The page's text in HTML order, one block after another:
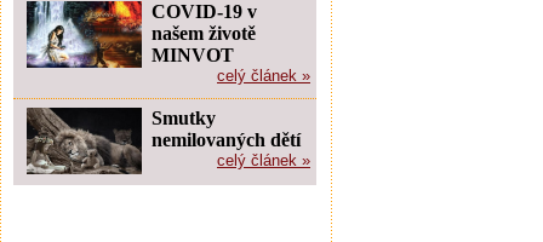
COVID-19 v
našem životě
MINVOT
celý článek »
Smutky
nemilovaných dětí
celý článek »